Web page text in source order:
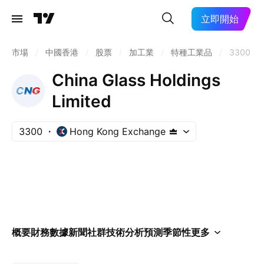
立即開始
市場 中國香港 股票 加工業 特種工業品 3300
China Glass Holdings
Limited
3300 Hong Kong Exchange
概要財務數據新聞社群技術分析預測季節性更多